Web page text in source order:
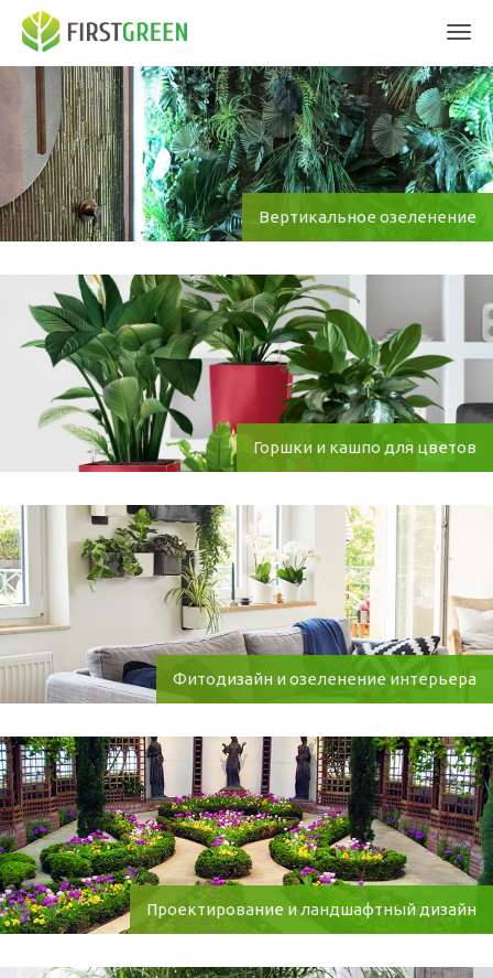
Вертикальное озеленение
Горшки и кашпо для цветов
Фитодизайн и озеленение интерьера
Проектирование и ландшафтный дизайн